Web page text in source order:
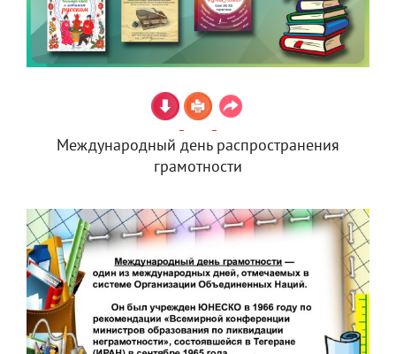
Международный день распространения
грамотности